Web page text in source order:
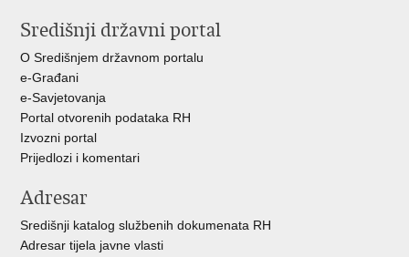
FacebookuTwitteru
Središnji državni portal
O Središnjem državnom portalu
e-Građani
e-Savjetovanja
Portal otvorenih podataka RH
Izvozni portal
Prijedlozi i komentari
Adresar
Središnji katalog službenih dokumenata RH
Adresar tijela javne vlasti